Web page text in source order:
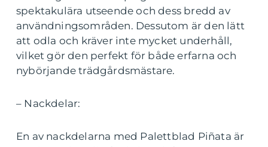
spektakulära utseende och dess bredd av
användningsområden. Dessutom är den lätt
att odla och kräver inte mycket underhåll,
vilket gör den perfekt för både erfarna och
nybörjande trädgårdsmästare.
– Nackdelar:
En av nackdelarna med Palettblad Piñata är